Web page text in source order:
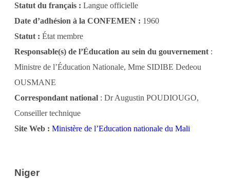
Statut du français : Langue officielle
Date d’adhésion à la CONFEMEN : 1960
Statut : État membre
Responsable(s) de l’Éducation au sein du gouvernement :
Ministre de l’Éducation Nationale, Mme SIDIBE Dedeou
OUSMANE
Correspondant national : Dr Augustin POUDIOUGO,
Conseiller technique
Site Web : Ministère de l’Education nationale du Mali
Niger